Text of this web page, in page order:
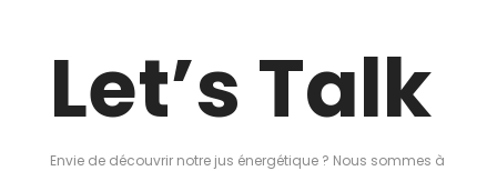
Let’s Talk
Envie de découvrir notre jus énergétique ? Nous sommes à